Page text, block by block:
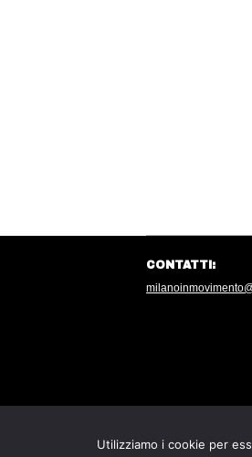
CONTATTI:
Utilizziamo i cookie per